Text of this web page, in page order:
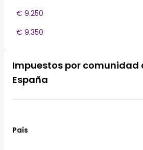
€ 9.250
€ 9.350
Impuestos por comunidad
España
País